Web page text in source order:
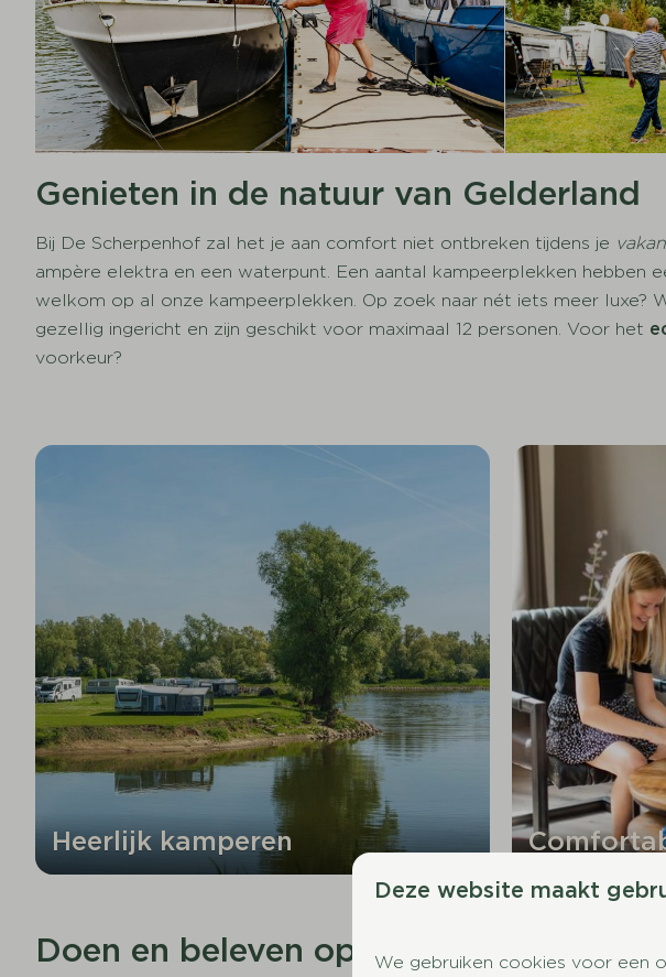
Genieten in de natuur van Gelderland
Bij De Scherpenhof zal het je aan comfort niet ontbreken tijdens je
ampère elektra en een waterpunt. Een aantal kampeerplekken hebben
welkom op al onze kampeerplekken. Op zoek naar nét iets meer luxe?
gezellig ingericht en zijn geschikt voor maximaal 12 personen. Voor het
voorkeur?
Heerlijk kamperen
Doen en beleven op ons vakantiepark
Deze website maakt
We gebruiken cookies voor een